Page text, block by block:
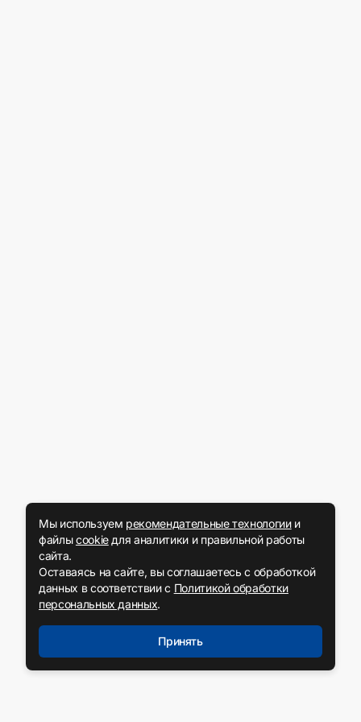
Мы используем рекомендательные технологиии
файлыcookieдля аналитики и правильной работы
сайта.
Оставаясь на сайте, вы соглашаетесь с обработкой
данных в соответствии с Политикой обработки
персональных данных.
Принять